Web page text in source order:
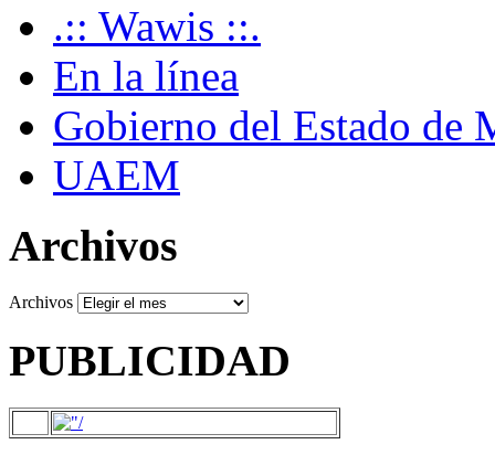
.:: Wawis ::.
En la línea
Gobierno del Estado de
UAEM
Archivos
Archivos
PUBLICIDAD